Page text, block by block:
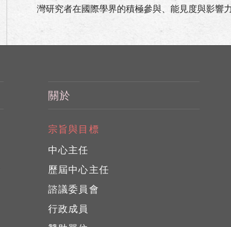
灣研究者在國際學界的積極參與、能見度與影響力
關於
宗旨與目標
中心主任
歷屆中心主任
諮議委員會
行政成員